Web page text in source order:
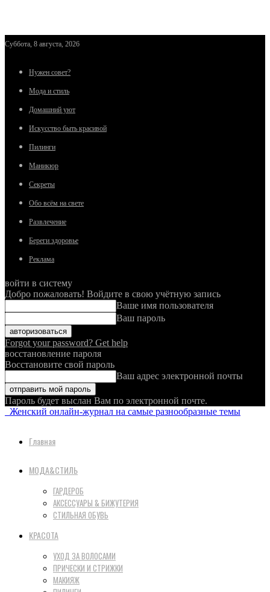
Суббота, 8 августа, 2026
Нужен совет?
Мода и стиль
Домашний уют
Искусство быть красивой
Пилинги
Маникюр
Секреты
Обо всём на свете
Развлечение
Береги здоровье
Реклама
войти в систему
Добро пожаловать! Войдите в свою учётную запись
Ваше имя пользователя
Ваш пароль
Forgot your password? Get help
восстановление пароля
Восстановите свой пароль
Ваш адрес электронной почты
Пароль будет выслан Вам по электронной почте.
Женский онлайн-журнал на самые разнообразные темы
Главная
МОДА&СТИЛЬ
ГАРДЕРОБ
АКСЕССУАРЫ & БИЖУТЕРИЯ
СТИЛЬНАЯ ОБУВЬ
КРАСОТА
УХОД ЗА ВОЛОСАМИ
ПРИЧЕСКИ И СТРИЖКИ
МАКИЯЖ